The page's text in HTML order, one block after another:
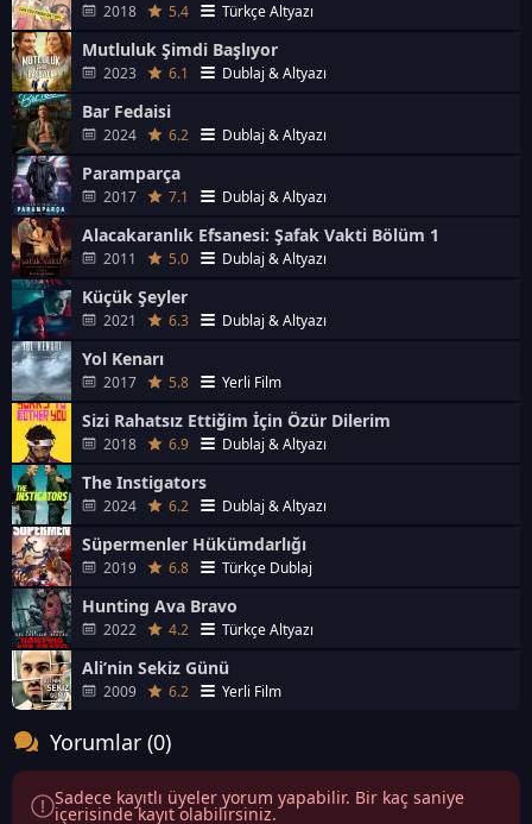
2018 5.4 Türkçe Altyazı
Mutluluk Şimdi Başlıyor
2023 6.1 Dublaj & Altyazı
Bar Fedaisi
2024 6.2 Dublaj & Altyazı
Paramparça
2017 7.1 Dublaj & Altyazı
Alacakaranlık Efsanesi: Şafak Vakti Bölüm 1
2011 5.0 Dublaj & Altyazı
Küçük Şeyler
2021 6.3 Dublaj & Altyazı
Yol Kenarı
2017 5.8 Yerli Film
Sizi Rahatsız Ettiğim İçin Özür Dilerim
2018 6.9 Dublaj & Altyazı
The Instigators
2024 6.2 Dublaj & Altyazı
Süpermenler Hükümdarlığı
2019 6.8 Türkçe Dublaj
Hunting Ava Bravo
2022 4.2 Türkçe Altyazı
Ali’nin Sekiz Günü
2009 6.2 Yerli Film
Yorumlar (0)
Sadece kayıtlı üyeler yorum yapabilir. Bir kaç saniye
içerisinde kayıt olabilirsiniz.